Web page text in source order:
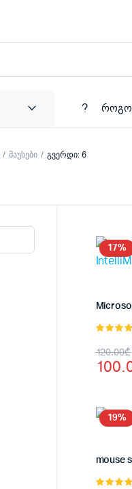
მაუსები გვერდი: 6
17%
დან
120.00₾
price
price
19%
mouse